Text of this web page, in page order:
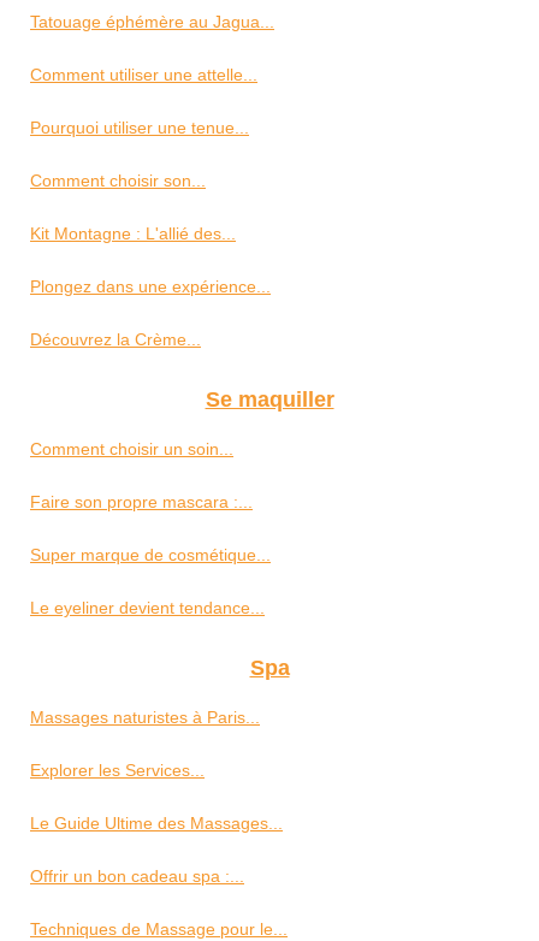
Tatouage éphémère au Jagua...
Comment utiliser une attelle...
Pourquoi utiliser une tenue...
Comment choisir son...
Kit Montagne : L'allié des...
Plongez dans une expérience...
Découvrez la Crème...
Se maquiller
Comment choisir un soin...
Faire son propre mascara :...
Super marque de cosmétique...
Le eyeliner devient tendance...
Spa
Massages naturistes à Paris...
Explorer les Services...
Le Guide Ultime des Massages...
Offrir un bon cadeau spa :...
Techniques de Massage pour le...